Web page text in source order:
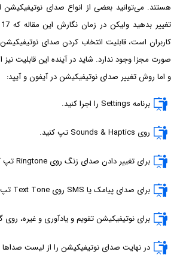
هستند. می‌توانید بعضی از انواع صدای نوتیفیکیشن
کاربران است، قابلیت انتخاب کردن صدای نوتیفیکیشن
صورت مجزا وجود ندارد. شاید در آینده این قابلیت نیز
و اما روش تغییر صدای نوتیفیکیشن در آیفون و آیپد:
برنامه Settings را اجرا کنید.
روی Sounds & Haptics تپ کنید.
برای تغییر دادن صدای زنگ روی Ringtone تپ کنید.
برای صدای پیامک یا SMS روی Text Tone تپ کنید.
برای نوتیفیکیشن تقویم و یادآوری و غیره،
در نهایت صدای نوتیفیکیشن را از لیست صداها